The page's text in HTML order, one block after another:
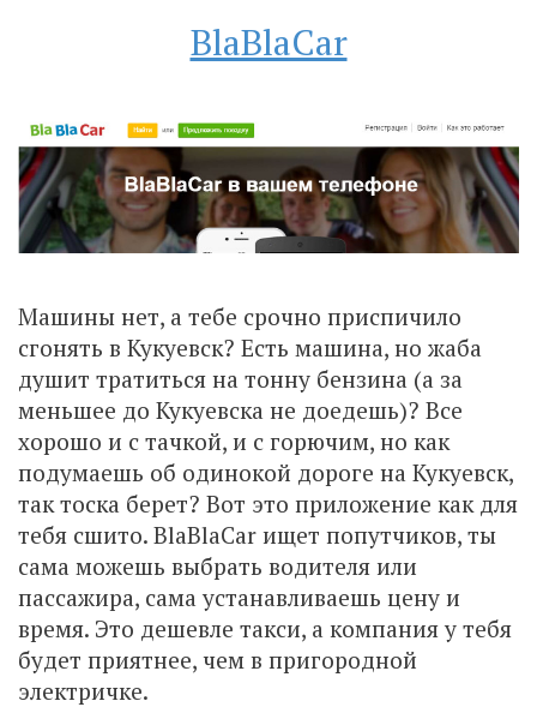
BlaBlaCar
Машины нет, а тебе срочно приспичило
сгонять в Кукуевск? Есть машина, но жаба
душит тратиться на тонну бензина (а за
меньшее до Кукуевска не доедешь)? Все
хорошо и с тачкой, и с горючим, но как
подумаешь об одинокой дороге на Кукуевск,
так тоска берет? Вот это приложение как для
тебя сшито. BlaBlaCar ищет попутчиков, ты
сама можешь выбрать водителя или
пассажира, сама устанавливаешь цену и
время. Это дешевле такси, а компания у тебя
будет приятнее, чем в пригородной
электричке.